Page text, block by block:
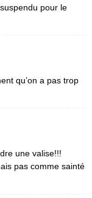
pour le
qu’on a pas trop
une valise!!!
pas comme sainté